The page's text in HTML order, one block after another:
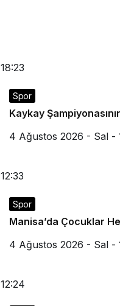
18:23
Spor
Kaykay
4 Ağustos 2026 - Sal -
12:33
Spor
Manisa’da Çocuklar
4 Ağustos 2026 - Sal -
12:24